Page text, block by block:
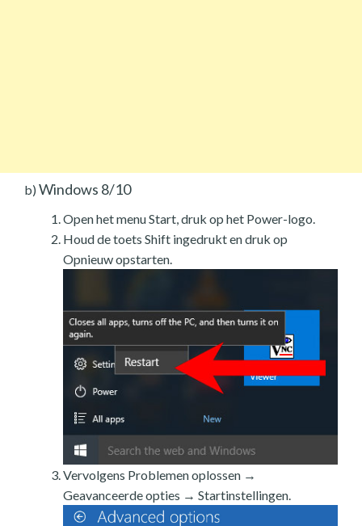
b) Windows 8/10
Open het menu Start, druk op het Power-logo.
Houd de toets Shift ingedrukt en druk op
Opnieuw opstarten.
Vervolgens Problemen oplossen →
Geavanceerde opties → Startinstellingen.